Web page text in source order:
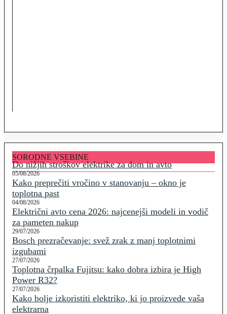
SORODNE VSEBINE
Do nižjih stroškov elektrike za dom in avto
05/08/2026
Kako preprečiti vročino v stanovanju – okno je
toplotna past
04/08/2026
Električni avto cena 2026: najcenejši modeli in vodič
za pameten nakup
29/07/2026
Bosch prezračevanje: svež zrak z manj toplotnimi
izgubami
27/07/2026
Toplotna črpalka Fujitsu: kako dobra izbira je High
Power R32?
27/07/2026
Kako bolje izkoristiti elektriko, ki jo proizvede vaša
elektrarna